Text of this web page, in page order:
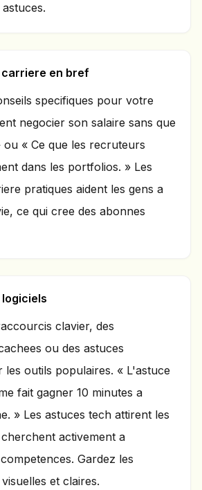
carriere en bref
specifiques pour votre
negocier son salaire sans que
ou « Ce que les recruteurs
dans les portfolios. » Les
pratiques aident les gens a
ce qui cree des abonnes
clavier, des
ou des astuces
outils populaires. « L'astuce
fait gagner 10 minutes a
» Les astuces tech attirent les
activement a
Gardez les
et claires.